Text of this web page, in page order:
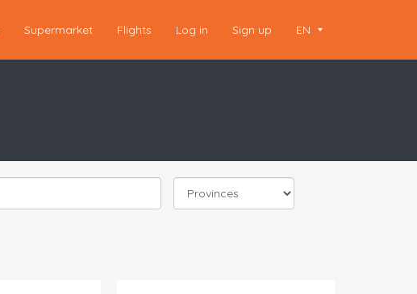
Supermarket Flights Log in Sign up EN